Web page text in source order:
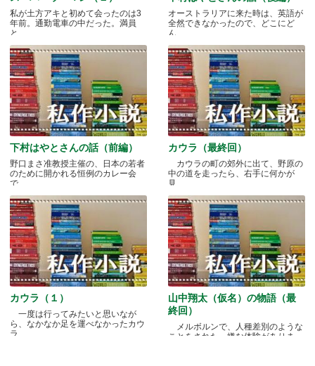
私が土方アキと初めて会ったのは3
年前。通勤電車の中だった。満員
と.....
オーストラリアに来た時は、英語が
全然できなかったので、どこにど
ん.....
下村はやとさんの話（前編）
野口まさ准教授主催の、日本の若者
のために開かれる恒例のカレー会
で.....
カウラ（最終回）
カウラの町の郊外に出て、野原の
中の道を走ったら、右手に何かが
見.....
カウラ（１）
一度は行ってみたいと思いなが
ら、なかなか足を運べなかったカウ
ラ.....
山中翔太（仮名）の物語（最
終回）
メルボルンで、人種差別のような
ことをされた、嫌な体験がありま